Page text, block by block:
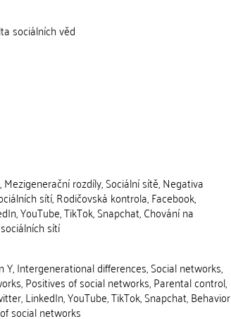
sociálních věd
Mezigenerační rozdíly, Sociální sítě, Negativa
sítí, Rodičovská kontrola, Facebook,
YouTube, TikTok, Snapchat, Chování na
sítí
Y, Intergenerational differences, Social networks,
Positives of social networks, Parental control,
LinkedIn, YouTube, TikTok, Snapchat, Behavior
social networks